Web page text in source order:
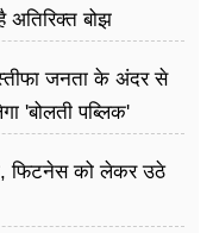
अ​तिरिक्त बोझ
जनता के अंदर से
'बोलती पब्लिक'
फिटनेस को लेकर उठे